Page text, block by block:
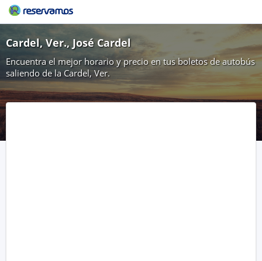
Cardel, Ver., José Cardel
Encuentra el mejor horario y precio en tus boletos de autobús
saliendo de la Cardel, Ver.